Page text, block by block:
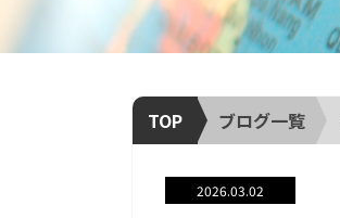
TOP ブログ一覧
2026.03.02